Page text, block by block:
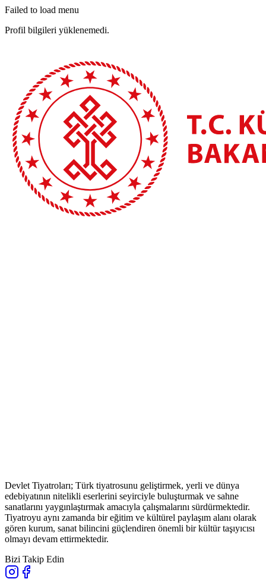
Failed to load menu
Profil bilgileri yüklenemedi.
Devlet Tiyatroları; Türk tiyatrosunu geliştirmek, yerli ve dünya
edebiyatının nitelikli eserlerini seyirciyle buluşturmak ve sahne
sanatlarını yaygınlaştırmak amacıyla çalışmalarını sürdürmektedir.
Tiyatroyu aynı zamanda bir eğitim ve kültürel paylaşım alanı olarak
gören kurum, sanat bilincini güçlendiren önemli bir kültür taşıyıcısı
olmayı devam ettirmektedir.
Bizi Takip Edin